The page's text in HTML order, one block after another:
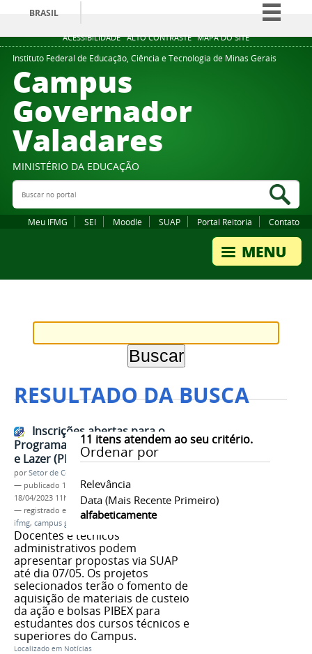
ACESSIBILIDADE ALTO CONTRASTE MAPA DO SITE
BRASIL
Simplifique!
Comunica BR
Instituto Federal de Educação, Ciência e Tecnologia de Minas Gerais
Campus
Governador
Valadares
MINISTÉRIO DA EDUCAÇÃO
Buscar no portal
Meu IFMG SEI Moodle SUAP Portal Reitoria Contato
RESULTADO DA BUSCA
11 itens atendem ao seu critério.
Ordenar por
Relevância
Data (mais Recente Primeiro)
alfabeticamente
Inscrições abertas para o
Programa Institucional de Esporte
e Lazer (PIEL) 2023
porSetor de Comunicação
— publicado 18/04/2023—última modificação
18/04/2023 11h12
— registrado em:
edital , PIEL 2023 esporte
ifmg, campus governador valadares
Docentes e técnicos
administrativos podem
apresentar propostas via SUAP
até dia 07/05. Os projetos
selecionados terão o fomento de
aquisição de materiais de custeio
da ação e bolsas PIBEX para
estudantes dos cursos técnicos e
superiores do Campus.
Localizado em Notícias